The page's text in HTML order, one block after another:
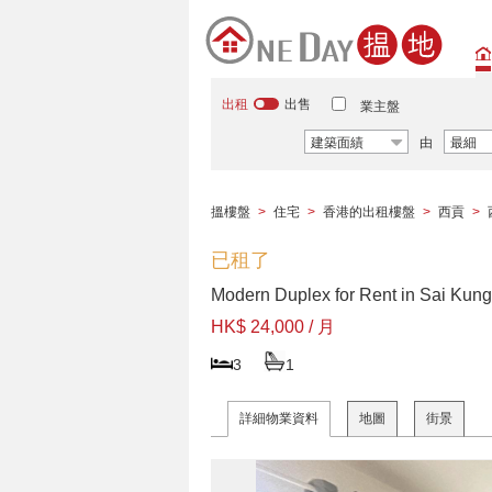
出租 出售 業主盤
建築面績 由 最細
搵樓盤 > 住宅 > 香港的出租樓盤 > 西貢 >
已租了
Modern Duplex for Rent in Sai Kung
HK$ 24,000 / 月
3 1
詳細物業資料 地圖 街景